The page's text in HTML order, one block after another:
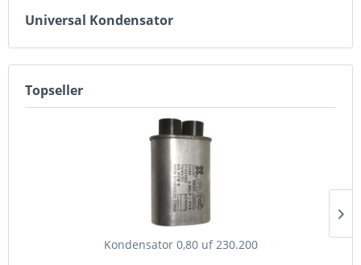
Universal Kondensator
Topseller
Kondensator 0,80 uf 230.200